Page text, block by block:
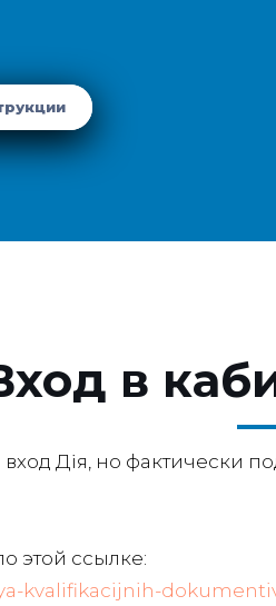
в
Дія, но фактически
этой ссылке:
kvalifikacijnih-